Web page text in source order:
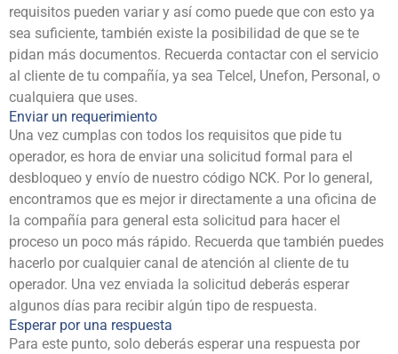
requisitos pueden variar y así como puede que con esto ya
sea suficiente, también existe la posibilidad de que se te
pidan más documentos. Recuerda contactar con el servicio
al cliente de tu compañía, ya sea Telcel, Unefon, Personal, o
cualquiera que uses.
Enviar un requerimiento
Una vez cumplas con todos los requisitos que pide tu
operador, es hora de enviar una solicitud formal para el
desbloqueo y envío de nuestro código NCK. Por lo general,
encontramos que es mejor ir directamente a una oficina de
la compañía para general esta solicitud para hacer el
proceso un poco más rápido. Recuerda que también puedes
hacerlo por cualquier canal de atención al cliente de tu
operador. Una vez enviada la solicitud deberás esperar
algunos días para recibir algún tipo de respuesta.
Esperar por una respuesta
Para este punto, solo deberás esperar una respuesta por